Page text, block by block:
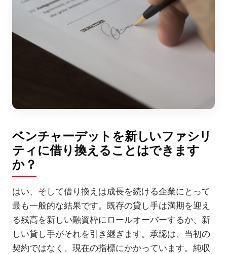
ベンチャーデットを新しいファシリ
ティに借り換えることはできます
か？
はい、そして借り換えは成長を続ける企業にとって
最も一般的な結果です。既存の貸し手は満期を迎え
る残高を新しい融資枠にロールオーバーするか、新
しい貸し手がそれを引き継ぎます。承認は、当初の
契約ではなく、現在の指標にかかっています。純収